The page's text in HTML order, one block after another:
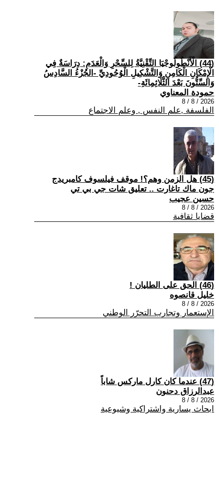
(44) الْأَنْطُولُوجْيَا التِّقْنِيَّةُ لِلسِّحْرِ وَالْعَدَمِ: دِرَاسَةٌ فِي
الْإِمْكَانِ الْكَامِنِ وَالتَّشْكِيلِ الْوُجُودِيِّ -الجُزْءُ السَّادِسُ
وَالسِّتُّونَ بَعْدَ الثَّلَاثِمِائَةِ-
حمودة المعناوي
2026 / 8 / 8
الفلسفة ,علم النفس , وعلم الاجتماع
(45) هل الزمن وهم؟! موقف فيلسوف كامبريدج
جون ماك تاغارت .. تعليق شات جي بي تي
حسين عجيب
2026 / 8 / 8
قضايا ثقافية
(46) الحق على الطليان !
خليل قانصوه
2026 / 8 / 8
الإستعمار وتجارب التحرّر الوطني
(47) عندما كان كارل ماركس شاباً
عبدالرزاق دحنون
2026 / 8 / 8
ابحاث يسارية واشتراكية وشيوعية